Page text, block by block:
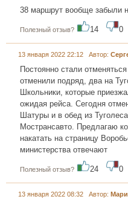
38 маршрут вообще забыли
Полезный отзыв? 14 0
13 января 2022 22:12 Автор:
Постоянно стали
отменили подряд, два на
Школьники, которые
ожидая рейса. Сегодня
Шатуры и в обед из
Мострансавто. Предлагаю
накатать на страницу
министерства отвечают
Полезный отзыв? 24 0
13 января 2022 08:32 Автор: